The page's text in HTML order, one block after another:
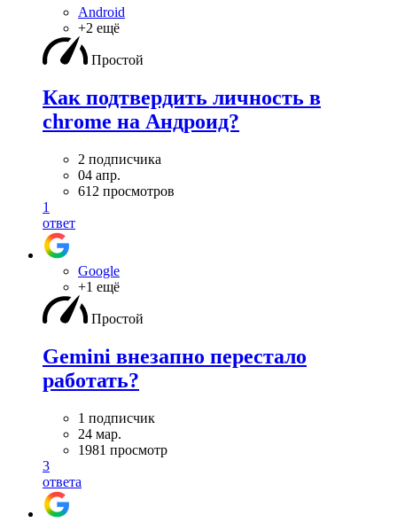
Android
+2 ещё
Простой
Как подтвердить личность в
chrome на Андроид?
2 подписчика
04 апр.
612 просмотров
1
ответ
Google
+1 ещё
Простой
Gemini внезапно перестало
работать?
1 подписчик
24 мар.
1981 просмотр
3
ответа